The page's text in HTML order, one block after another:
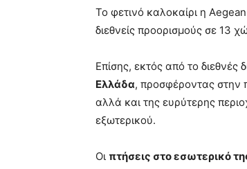
Το φετινό καλοκαίρι η
διεθνείς προορισμούς σε 13
Επίσης, εκτός από το διεθνές
Ελλάδα, προσφέροντας στην
αλλά και της ευρύτερης
εξωτερικού.
Οι πτήσεις στο εσωτερικό